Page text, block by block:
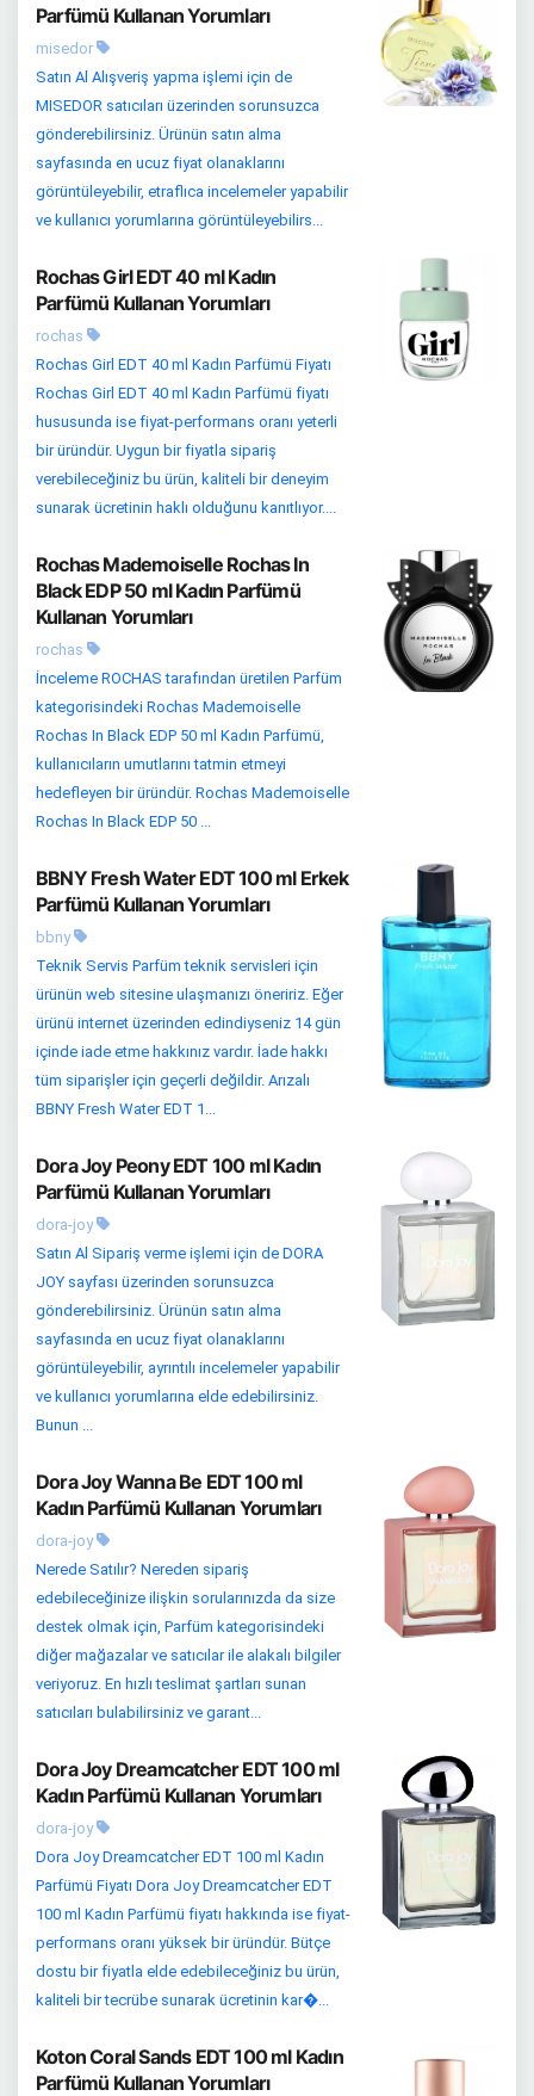
Parfümü Kullanan Yorumları
misedor
Satın Al Alışveriş yapma işlemi için de
MISEDOR satıcıları üzerinden sorunsuzca
gönderebilirsiniz. Ürünün satın alma
sayfasında en ucuz fiyat olanaklarını
görüntüleyebilir, etraflıca incelemeler yapabilir
ve kullanıcı yorumlarına görüntüleyebilirs...
Rochas Girl EDT 40 ml Kadın
Parfümü Kullanan Yorumları
rochas
Rochas Girl EDT 40 ml Kadın Parfümü Fiyatı
Rochas Girl EDT 40 ml Kadın Parfümü fiyatı
hususunda ise fiyat-performans oranı yeterli
bir üründür. Uygun bir fiyatla sipariş
verebileceğiniz bu ürün, kaliteli bir deneyim
sunarak ücretinin haklı olduğunu kanıtlıyor....
Rochas Mademoiselle Rochas In
Black EDP 50 ml Kadın Parfümü
Kullanan Yorumları
rochas
İnceleme ROCHAS tarafından üretilen Parfüm
kategorisindeki Rochas Mademoiselle
Rochas In Black EDP 50 ml Kadın Parfümü,
kullanıcıların umutlarını tatmin etmeyi
hedefleyen bir üründür. Rochas Mademoiselle
Rochas In Black EDP 50 ...
BBNY Fresh Water EDT 100 ml Erkek
Parfümü Kullanan Yorumları
bbny
Teknik Servis Parfüm teknik servisleri için
ürünün web sitesine ulaşmanızı öneririz. Eğer
ürünü internet üzerinden edindiyseniz 14 gün
içinde iade etme hakkınız vardır. İade hakkı
tüm siparişler için geçerli değildir. Arızalı
BBNY Fresh Water EDT 1...
Dora Joy Peony EDT 100 ml Kadın
Parfümü Kullanan Yorumları
dora-joy
Satın Al Sipariş verme işlemi için de DORA
JOY sayfası üzerinden sorunsuzca
gönderebilirsiniz. Ürünün satın alma
sayfasında en ucuz fiyat olanaklarını
görüntüleyebilir, ayrıntılı incelemeler yapabilir
ve kullanıcı yorumlarına elde edebilirsiniz.
Bunun ...
Dora Joy Wanna Be EDT 100 ml
Kadın Parfümü Kullanan Yorumları
dora-joy
Nerede Satılır? Nereden sipariş
edebileceğinize ilişkin sorularınızda da size
destek olmak için, Parfüm kategorisindeki
diğer mağazalar ve satıcılar ile alakalı bilgiler
veriyoruz. En hızlı teslimat şartları sunan
satıcıları bulabilirsiniz ve garant...
Dora Joy Dreamcatcher EDT 100 ml
Kadın Parfümü Kullanan Yorumları
dora-joy
Dora Joy Dreamcatcher EDT 100 ml Kadın
Parfümü Fiyatı Dora Joy Dreamcatcher EDT
100 ml Kadın Parfümü fiyatı hakkında ise fiyat-
performans oranı yüksek bir üründür. Bütçe
dostu bir fiyatla elde edebileceğiniz bu ürün,
kaliteli bir tecrübe sunarak ücretinin kar�...
Koton Coral Sands EDT 100 ml Kadın
Parfümü Kullanan Yorumları